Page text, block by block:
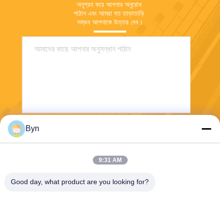
অনুগ্রহ করে আপনার অনুরোধ
পাঠান এবং আমরা যত তাড়াতাড়ি
সম্ভব আপনাকে উত্তর দেব।
Byn
9:31 AM
Good day, what product are you looking for?